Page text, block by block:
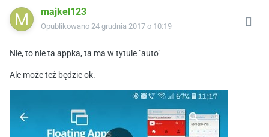
majkel123
Opublikowano 24 grudnia 2017 o 10:19
Nie, to nie ta appka, ta ma w tytule "auto"
Ale może też będzie ok.